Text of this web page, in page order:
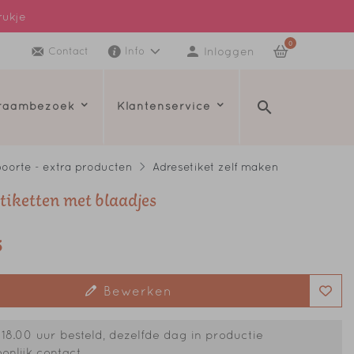
Contact Info Inloggen
0
Klantenservice
- extra producten Adresetiket zelf maken
met blaadjes
Bewerken
uur besteld, dezelfde dag in productie